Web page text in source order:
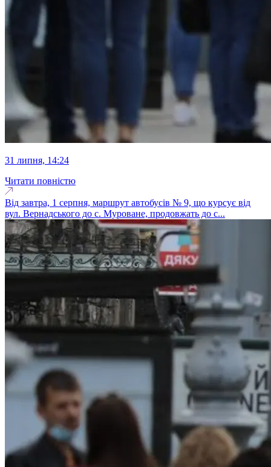
31 липня, 14:24
Читати повністю
Від завтра, 1 серпня, маршрут автобусів № 9, що курсує від
вул. Вернадського до с. Муроване, продовжать до с...